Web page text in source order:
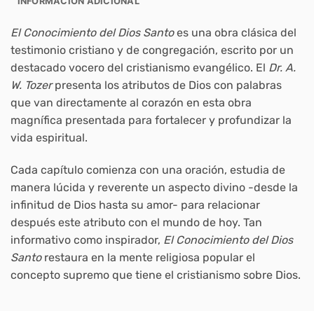
El Conocimiento del Dios Santoes una obra clásica del
testimonio cristiano y de congregación, escrito por un
destacado vocero del cristianismo evangélico. El Dr. A.
W. Tozerpresenta los atributos de Dios con palabras
que van directamente al corazón en esta obra
magnífica presentada para fortalecer y profundizar la
vida espiritual.
Cada capítulo comienza con una oración, estudia de
manera lúcida y reverente un aspecto divino -desde la
infinitud de Dios hasta su amor- para relacionar
después este atributo con el mundo de hoy. Tan
informativo como inspirador, El Conocimiento del Dios
Santorestaura en la mente religiosa popular el
concepto supremo que tiene el cristianismo sobre Dios.